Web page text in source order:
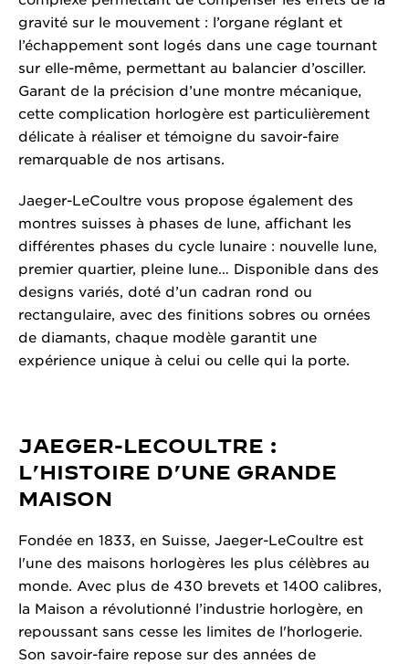
gravité sur le mouvement : l’organe réglant et
l’échappement sont logés dans une cage tournant
sur elle-même, permettant au balancier d’osciller.
Garant de la précision d’une montre mécanique,
cette complication horlogère est particulièrement
délicate à réaliser et témoigne du savoir-faire
remarquable de nos artisans.
Jaeger-LeCoultre vous propose également des
montres suisses à phases de lune, affichant les
différentes phases du cycle lunaire : nouvelle lune,
premier quartier, pleine lune… Disponible dans des
designs variés, doté d’un cadran rond ou
rectangulaire, avec des finitions sobres ou ornées
de diamants, chaque modèle garantit une
expérience unique à celui ou celle qui la porte.
JAEGER-LECOULTRE :
L’HISTOIRE D’UNE GRANDE
MAISON
Fondée en 1833, en Suisse, Jaeger-LeCoultre est
l'une des maisons horlogères les plus célèbres au
monde. Avec plus de 430 brevets et 1400 calibres,
la Maison a révolutionné l’industrie horlogère, en
repoussant sans cesse les limites de l'horlogerie.
Son savoir-faire repose sur des années de